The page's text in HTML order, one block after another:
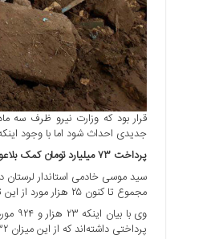
قرار بود که وزارت نیرو ظرف سه
جدیدی احداث شود اما با وجود
پرداخت ۷۳ میلیارد تومان کمک بلاعوض حوزه مسکن
مجموع تا کنون ۲۵ هزار مورد از این تعداد انعقاد قرار داد شده است.
پرداختی داشته‌اند که از این میزان ۴۳۲ میلیارد تومان به حوزه مسکن و دو میلیارد و ۷۰۰ میلیون تومان به حوزه کشاورزی پرداخت شده است.